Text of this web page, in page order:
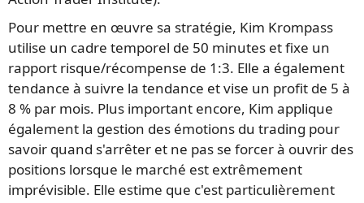
Pour mettre en œuvre sa stratégie, Kim Krompass
utilise un cadre temporel de 50 minutes et fixe un
rapport risque/récompense de 1:3. Elle a également
tendance à suivre la tendance et vise un profit de 5 à
8 % par mois. Plus important encore, Kim applique
également la gestion des émotions du trading pour
savoir quand s'arrêter et ne pas se forcer à ouvrir des
positions lorsque le marché est extrêmement
imprévisible. Elle estime que c'est particulièrement